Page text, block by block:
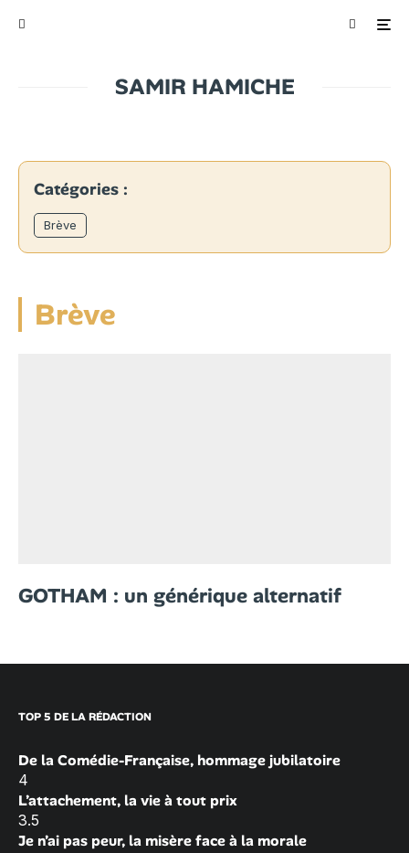
SAMIR HAMICHE
Catégories :
Brève
Brève
GOTHAM : un générique alternatif
TOP 5 DE LA RÉDACTION
De la Comédie-Française, hommage jubilatoire
4
L’attachement, la vie à tout prix
3.5
Je n’ai pas peur, la misère face à la morale